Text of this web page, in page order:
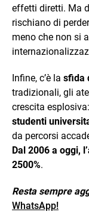
effetti diretti. Ma
rischiano di
meno che non si
Infine, c’è la sfida
tradizionali, gli
crescita
studenti
da percorsi
Dal 2006 a oggi,
2500%.
Resta sempre
WhatsApp!